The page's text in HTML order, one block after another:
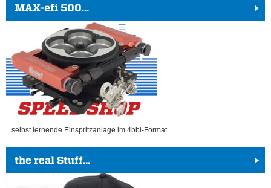
MAX-efi 500...
...selbst lernende Einspritzanlage im 4bbl-Format
the real Stuff…